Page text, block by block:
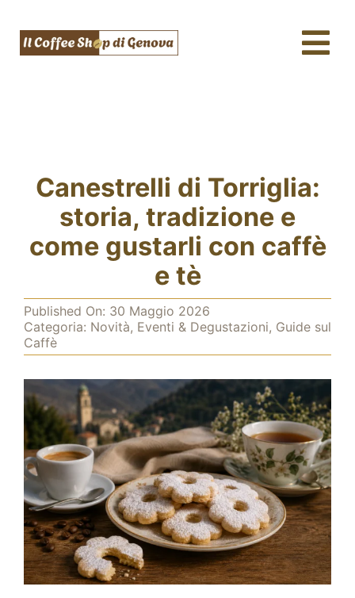
contenuto
Acqua & SodaStream
Assistenza tecnica
Blog
Chi siamo
Contatti
Canestrelli di Torriglia:
storia, tradizione e
come gustarli con caffè
e tè
Published On: 30 Maggio 2026
Categoria: Novità, Eventi & Degustazioni, Guide sul
Caffè